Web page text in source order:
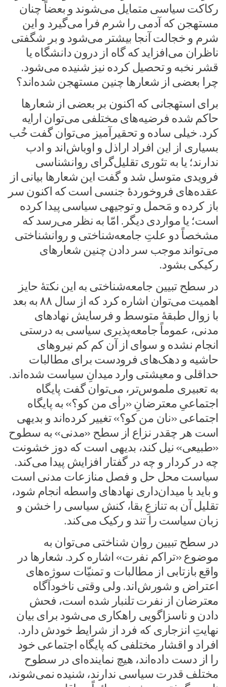
رکاکت سیاسی متمایل می‌شوند و بعضاً چنان
مستهجن که آدمی را شرم فرا می‌گیرد و این
شرم و خجالت آنجا بیشتر می‌شود و بر شگفتی
ناظران می‌افزاید که گاه از درون دانشگاه یا
قشر نخبه و تحصیل کرده نیز شنیده می‌شود.
چرا بعضی از شعارها چنین مستهجن شده‌اند؟
برای استهجانی که اکنون بر بعضی از شعارها
حاکم شده فرضیه‌های مختلفی می‌توان ارایه
کرد. خیلی ساده و تحقیرآمیز می‌توان گفت خُب
بسیاری از این افراد اراذل و اوباش‌اند و ادب
ندارند؛ یا به تئوری تقلیل‌گرای روانشناسی
فرویدی متوسل شد و گفت این شعارها بیانی از
عقده‌های فروخوردۀ جنسی است که اکنون سر
باز کرده و مَحمل و توجیهی سیاسی پیدا کرده
است؛ یا مواردی دیگر. امّا به نظر می‌رسد که
مشخصاً دو علتِ جامعه‌شناختی و روانشناختی
می‌تواند موجب سر دادن چنین شعارهای
رکیکی بشود.
در سطح تبیین جامعه‌شناختی به این نکتۀ حایز
اهمیت می‌توان اشاره کرد که از سال ۸۸ به بعد
با زوال طبقۀ متوسط و فرسایش نهادهای
مدنی، عموماً جامعه‌پذیری سیاسی به درستی
انجام نشده و سوای از آن کم کم نیروهای
حاشیه و دهک‌های فرودست برای مطالبات
حداقلی و معیشتی وارد میدانِ سیاست شده‌اند.
به تعبیری ملموس‌تر، می‌توان گفت پایگاه
اجتماعیِ معترضانِ «رأی من کو؟» به پایگاه
اجتماعی «نان من کو؟» تغییر کرده‌اند و بدیهی
است هر چقدر نزاع از سطح «مدنی» به سطوح
«طبیعی» نیل کند، بدیهی است که دوز خشونت
چه در کردار و چه در گفتار افزایش پیدا می‌کند.
سیاست محل حل و فصل منازعات مدنی است
و باید با میدان‌داری نهادهای واسطه انجام شود،
تقلیل آن به تنازعِ بقا، کنش سیاسی را خشن و
زبان سیاست را تند و رکیک می‌کند.
در سطح تبیین روان شناختی می‌توان به
موضوع «تراکم نفرت» اشاره کرد. شعارها در
واقع بازتابی از مطالبات و تمنیّات سوژه‌های
اعتراض و شورش‌اند. ولی وقتی ناخودآگاه
معترضان از نفرت تلنبار شده است، فحش
دادن و ناسزاگویی راهکاری می‌شود برای بیان
نهایتِ انزجاری که فرد از شرایط خودش دارد.
افراد و اقشار مختلفی که پایگاه اجتماعی خود
را از دست داده‌اند، هیچ نماینده‌ای در سطوح
مختلف قدرت سیاسی ندارند، شنیده نمی‌شوند،